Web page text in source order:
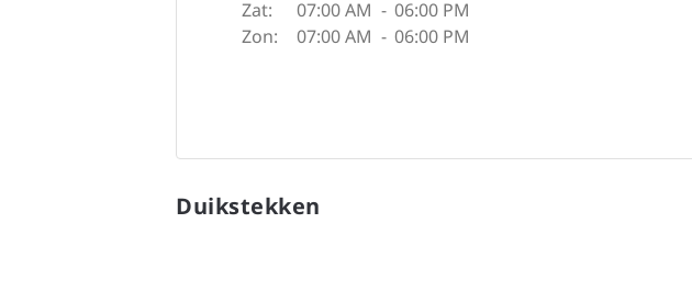
Zat:
07:00 AM - 06:00 PM
Zon:
07:00 AM - 06:00 PM
Duikstekken